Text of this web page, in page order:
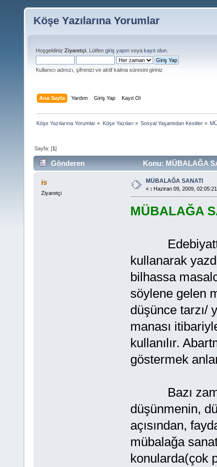
Köşe Yazılarına Yorumlar
Hoşgeldiniz Ziyaretçi . Lütfen giriş yapın veya kayıt olun
Kullanıcı adınızı, şifrenizi ve aktif kalma süresini giriniz
Ana Sayfa Yardım Giriş Yap Kayıt Ol
Köşe Yazılarına Yorumlar » Köşe Yazıları » Sosyal Yaşantıdan Kesitler»
Sayfa: [1]
Gönderen Konu: MÜBALAĞA
is
Ziyaretçi
MÜBALAĞA SANATI
« : Haziran 09, 2009,
MÜBALAĞA
Edebiyatta
kullanarak
bilhassa
söylene gelen
düşünce tarzı/
manası
kullanılır.
göstermek
Bazı
düşünmenin,
açısından,
mübalağa
konularda(çok